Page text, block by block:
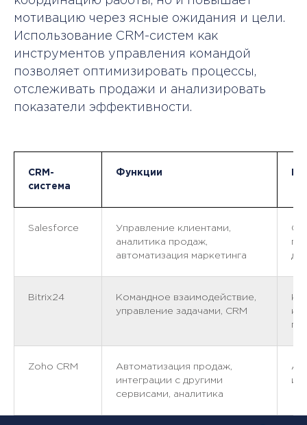
мотивацию через ясные ожидания и цели.
Использование CRM-систем как
инструментов управления командой
позволяет оптимизировать процессы,
отслеживать продажи и анализировать
показатели эффективности.
CRM-
система
Функции
Salesforce
Управление клиентами,
аналитика продаж,
автоматизация маркетинга
Bitrix24
Командное взаимодействие,
управление задачами, CRM
Zoho CRM
Автоматизация продаж,
интеграции с другими
сервисами, аналитика
и